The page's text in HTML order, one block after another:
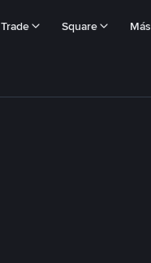
Trade Square Más